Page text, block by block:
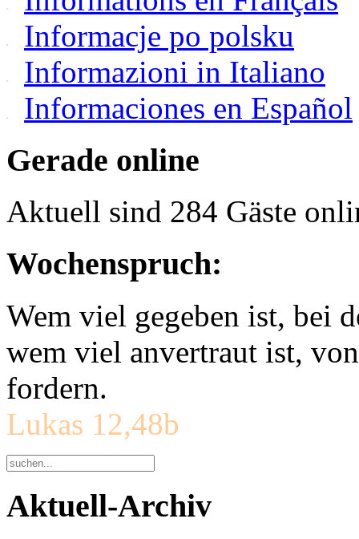
Informacje po polsku
Informazioni in Italiano
Informaciones en Español
Gerade online
Aktuell sind 284 Gäste
Wochenspruch:
Wem viel gegeben ist, bei
wem viel anvertraut ist,
fordern.
Lukas 12,48b
Aktuell-Archiv